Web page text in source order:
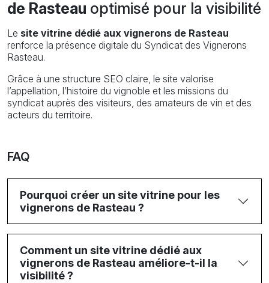
de Rasteau optimisé pour la visibilité
Le site vitrine dédié aux vignerons de Rasteau
renforce la présence digitale du Syndicat des Vignerons
Rasteau.
Grâce à une structure SEO claire, le site valorise
l’appellation, l’histoire du vignoble et les missions du
syndicat auprès des visiteurs, des amateurs de vin et des
acteurs du territoire.
FAQ
Pourquoi créer un site vitrine pour les
vignerons de Rasteau ?
Comment un site vitrine dédié aux
vignerons de Rasteau améliore-t-il la
visibilité ?